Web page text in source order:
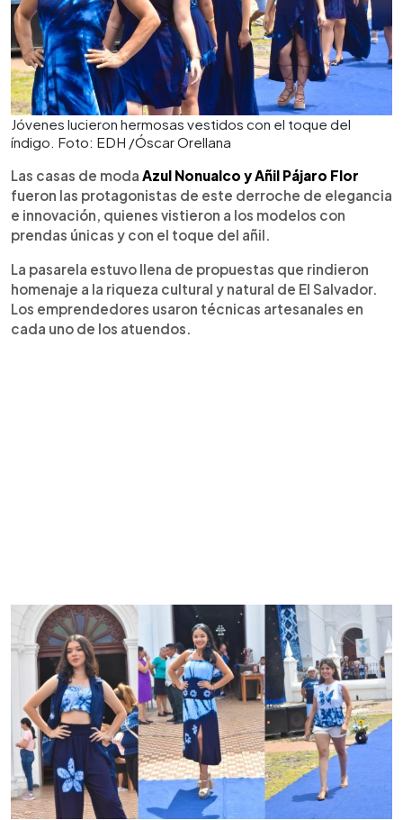
Jóvenes lucieron hermosas vestidos con el toque del
índigo. Foto: EDH /Óscar Orellana
Las casas de moda Azul Nonualco y Añil Pájaro Flor
fueron las protagonistas de este derroche de elegancia
e innovación, quienes vistieron a los modelos con
prendas únicas y con el toque del añil.
La pasarela estuvo llena de propuestas que rindieron
homenaje a la riqueza cultural y natural de El Salvador.
Los emprendedores usaron técnicas artesanales en
cada uno de los atuendos.